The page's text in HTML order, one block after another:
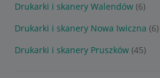
Drukarki i skanery Walendów (6)
Drukarki i skanery Nowa Iwiczna (6)
Drukarki i skanery Pruszków (45)